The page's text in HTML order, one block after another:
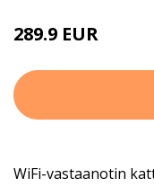
289.9 EUR
WiFi-vastaanotin